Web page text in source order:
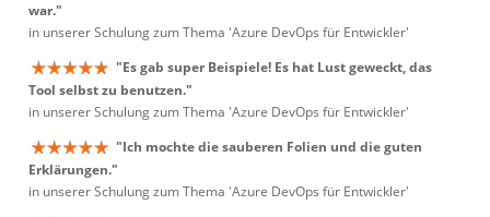
war."
in unserer Schulung zum Thema 'Azure DevOps für Entwickler'
"Es gab super Beispiele! Es hat Lust geweckt, das
Tool selbst zu benutzen."
in unserer Schulung zum Thema 'Azure DevOps für Entwickler'
"Ich mochte die sauberen Folien und die guten
Erklärungen."
in unserer Schulung zum Thema 'Azure DevOps für Entwickler'